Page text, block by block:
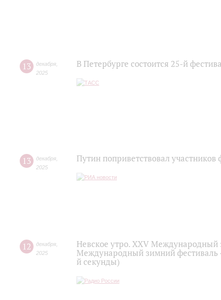
13 декабря
2025
В Петербурге состоится 25-й
13 декабря
2025
Путин поприветствовал
12 декабря
2025
Невское утро. XXV Международный
Международный зимний фестиваль
й секунды)